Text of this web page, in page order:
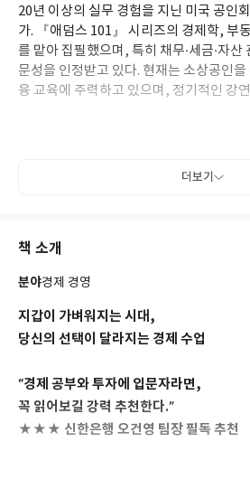
20년 이상의 실무 경험을 지닌 미국 공인
가. 『애덤스 101』 시리즈의 경제학, 부
를 맡아 집필했으며, 특히 채무·세금·자산
문성을 인정받고 있다. 현재는 소상공인
융 교육에 주력하고 있으며, 정기적인 강
더보기
책 소개
분야경제 경영
지갑이 가벼워지는 시대,
당신의 선택이 달라지는 경제 수업
“경제 공부와 투자에 입문자라면,
꼭 읽어보길 강력 추천한다.”
★★★ 신한은행 오건영 팀장 필독 추천